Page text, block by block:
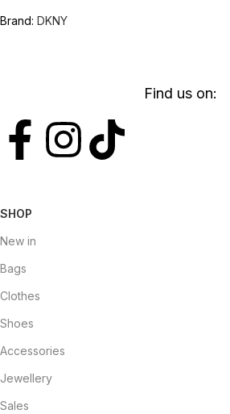
Brand: DKNY
Find us on:
SHOP
New in
Bags
Clothes
Shoes
Accessories
Jewellery
Sales